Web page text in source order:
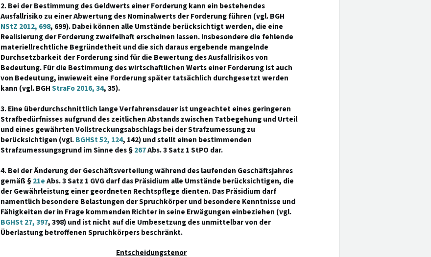
2. Bei der Bestimmung des Geldwerts einer Forderung kann ein bestehendes
Ausfallrisiko zu einer Abwertung des Nominalwerts der Forderung führen (vgl. BGH
NStZ 2012, 698, 699). Dabei können alle Umstände berücksichtigt werden, die eine
Realisierung der Forderung zweifelhaft erscheinen lassen. Insbesondere die fehlende
materiellrechtliche Begründetheit und die sich daraus ergebende mangelnde
Durchsetzbarkeit der Forderung sind für die Bewertung des Ausfallrisikos von
Bedeutung. Für die Bestimmung des wirtschaftlichen Werts einer Forderung ist auch
von Bedeutung, inwieweit eine Forderung später tatsächlich durchgesetzt werden
kann (vgl. BGHStraFo 2016, 34, 35).
3. Eine überdurchschnittlich lange Verfahrensdauer ist ungeachtet eines geringeren
Strafbedürfnisses aufgrund des zeitlichen Abstands zwischen Tatbegehung und Urteil
und eines gewährten Vollstreckungsabschlags bei der Strafzumessung zu
berücksichtigen (vgl.BGHSt 52, 124, 142) und stellt einen bestimmenden
Strafzumessungsgrund im Sinne des §267Abs. 3 Satz 1 StPO dar.
4. Bei der Änderung der Geschäftsverteilung während des laufenden Geschäftsjahres
gemäß §21eAbs. 3 Satz 1 GVG darf das Präsidium alle Umstände berücksichtigen, die
der Gewährleistung einer geordneten Rechtspflege dienten. Das Präsidium darf
namentlich besondere Belastungen der Spruchkörper und besondere Kenntnisse und
Fähigkeiten der in Frage kommenden Richter in seine Erwägungen einbeziehen (vgl.
BGHSt 27, 397, 398) und ist nicht auf die Umbesetzung des unmittelbar von der
Überlastung betroffenen Spruchkörpers beschränkt.
Entscheidungstenor